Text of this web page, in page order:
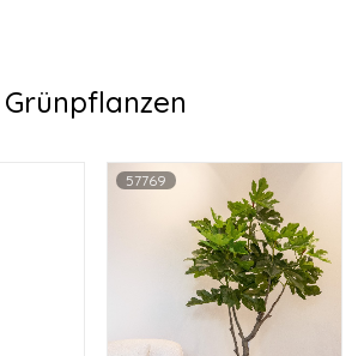
Grünpflanzen
57769